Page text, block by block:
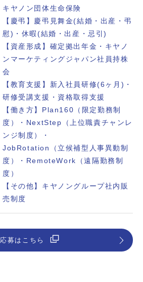
キヤノン団体生命保険
【慶弔】慶弔見舞金(結婚・出産・弔
慰)・休暇(結婚・出産・忌引)
【資産形成】確定拠出年金・キヤノ
ンマーケティングジャパン社員持株
会
【教育支援】新入社員研修(6ヶ月)・
研修受講支援・資格取得支援
【働き方】Plan160（限定勤務制
度）・NextStep（上位職責チャンレ
ンジ制度）・
JobRotation（立候補型人事異動制
度）・RemoteWork（遠隔勤務制
度）
【その他】キヤノングループ社内販
売制度
応募はこちら